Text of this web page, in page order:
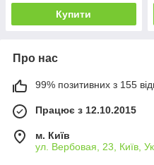
Купити
Про нас
99% позитивних з 155
Працює з 12.10.2015
м. Київ
ул. Вербовая, 23, Київ,